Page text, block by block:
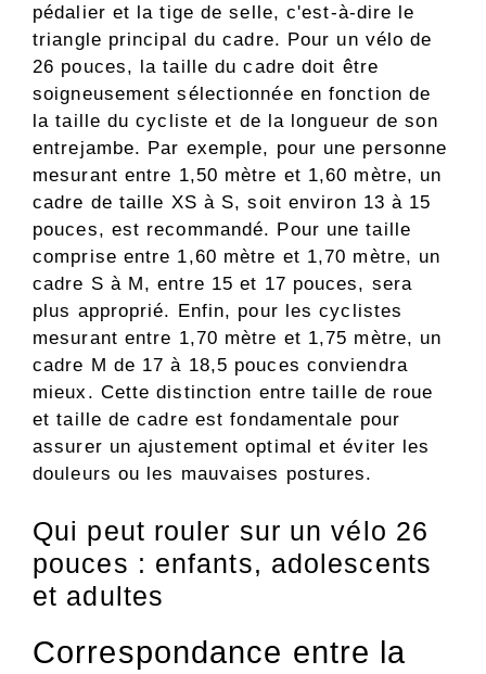
pédalier et la tige de selle, c'est-à-dire le
triangle principal du cadre. Pour un vélo de
26 pouces, la taille du cadre doit être
soigneusement sélectionnée en fonction de
la taille du cycliste et de la longueur de son
entrejambe. Par exemple, pour une personne
mesurant entre 1,50 mètre et 1,60 mètre, un
cadre de taille XS à S, soit environ 13 à 15
pouces, est recommandé. Pour une taille
comprise entre 1,60 mètre et 1,70 mètre, un
cadre S à M, entre 15 et 17 pouces, sera
plus approprié. Enfin, pour les cyclistes
mesurant entre 1,70 mètre et 1,75 mètre, un
cadre M de 17 à 18,5 pouces conviendra
mieux. Cette distinction entre taille de roue
et taille de cadre est fondamentale pour
assurer un ajustement optimal et éviter les
douleurs ou les mauvaises postures.
Qui peut rouler sur un vélo 26
pouces : enfants, adolescents
et adultes
Correspondance entre la